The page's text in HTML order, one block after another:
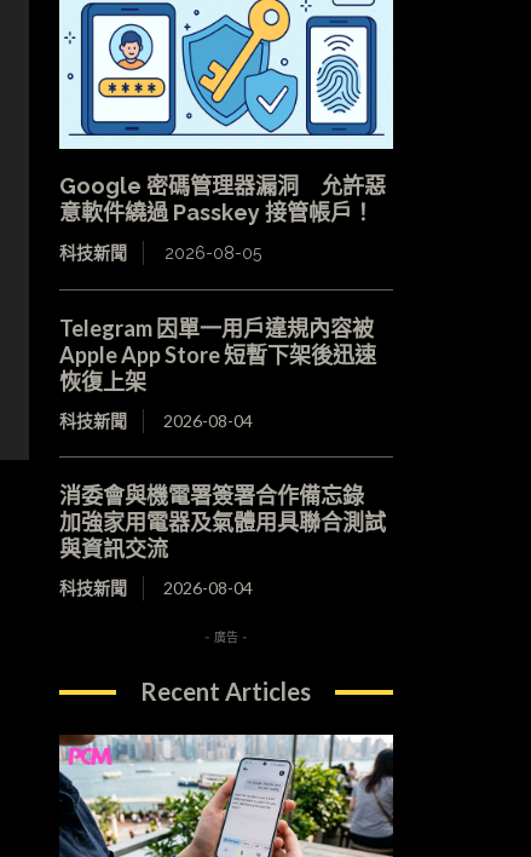
Google 密碼管理器漏洞 允許惡
意軟件繞過 Passkey 接管帳戶！
科技新聞 2026-08-05
Telegram 因單一用戶違規內容被
Apple App Store 短暫下架後迅速
恢復上架
科技新聞 2026-08-04
消委會與機電署簽署合作備忘錄
加強家用電器及氣體用具聯合測試
與資訊交流
科技新聞 2026-08-04
- 廣告 -
Recent Articles